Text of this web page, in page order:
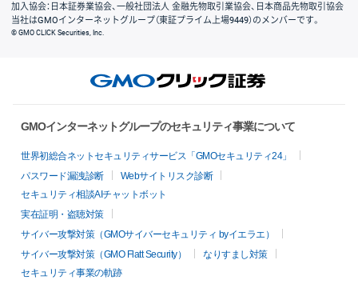
加入協会：日本証券業協会、一般社団法人 金融先物取引業協会、日本商品先物取引協会
当社はGMOインターネットグループ（東証プライム上場9449）のメンバーです。
© GMO CLICK Securities, Inc.
GMOインターネットグループのセキュリティ事業について
世界初総合ネットセキュリティサービス「GMOセキュリティ24」
パスワード漏洩診断
Webサイトリスク診断
セキュリティ相談AIチャットボット
実在証明・盗聴対策
サイバー攻撃対策（GMOサイバーセキュリティ byイエラエ）
サイバー攻撃対策（GMO Flatt Security）
なりすまし対策
セキュリティ事業の軌跡